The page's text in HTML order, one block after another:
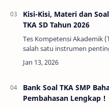
Kisi-Kisi, Materi dan
TKA SD Tahun 2026
Tes Kompetensi Akademik
salah satu instrumen
kemampuan dasar siswa,
Sekolah Dasar (SD). Tes ini
Bank Soal TKA SMP
Pembahasan Lengkap !